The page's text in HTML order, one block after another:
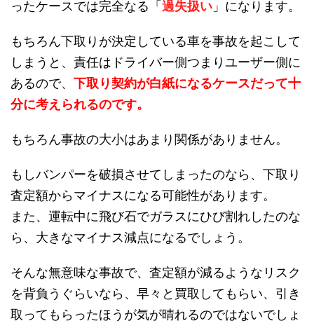
ったケースでは完全なる「 過失扱い 」になります。
もちろん下取りが決定している車を事故を起こして
しまうと、責任はドライバー側つまりユーザー側に
あるので、 下取り契約が白紙になるケースだって十
分に考えられるのです。
もちろん事故の大小はあまり関係がありません。
もしバンパーを破損させてしまったのなら、下取り
査定額からマイナスになる可能性があります。
また、運転中に飛び石でガラスにひび割れしたのな
ら、大きなマイナス減点になるでしょう。
そんな無意味な事故で、査定額が減るようなリスク
を背負うぐらいなら、早々と買取してもらい、引き
取ってもらったほうが気が晴れるのではないでしょ